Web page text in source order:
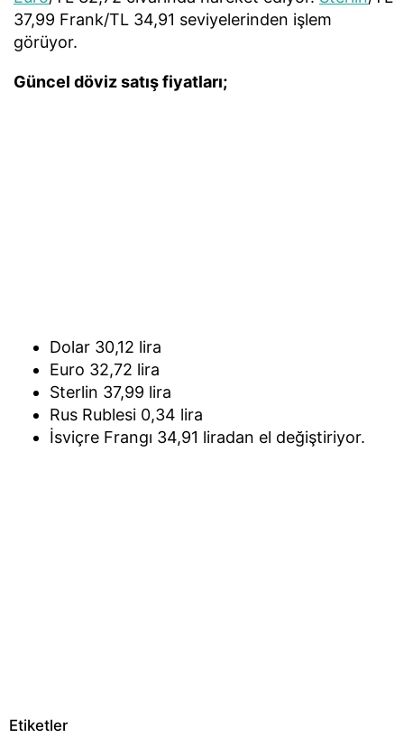
37,99 Frank/TL 34,91 seviyelerinden işlem
görüyor.
Güncel döviz satış fiyatları;
Dolar 30,12 lira
Euro 32,72 lira
Sterlin 37,99 lira
Rus Rublesi 0,34 lira
İsviçre Frangı 34,91 liradan el değiştiriyor.
Etiketler